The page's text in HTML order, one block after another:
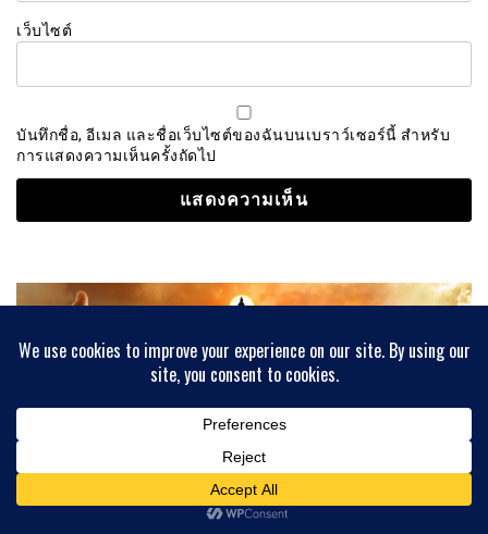
เว็บไซต์
บันทึกชื่อ, อีเมล และชื่อเว็บไซต์ของฉันบนเบราว์เซอร์นี้ สำหรับ
การแสดงความเห็นครั้งถัดไป